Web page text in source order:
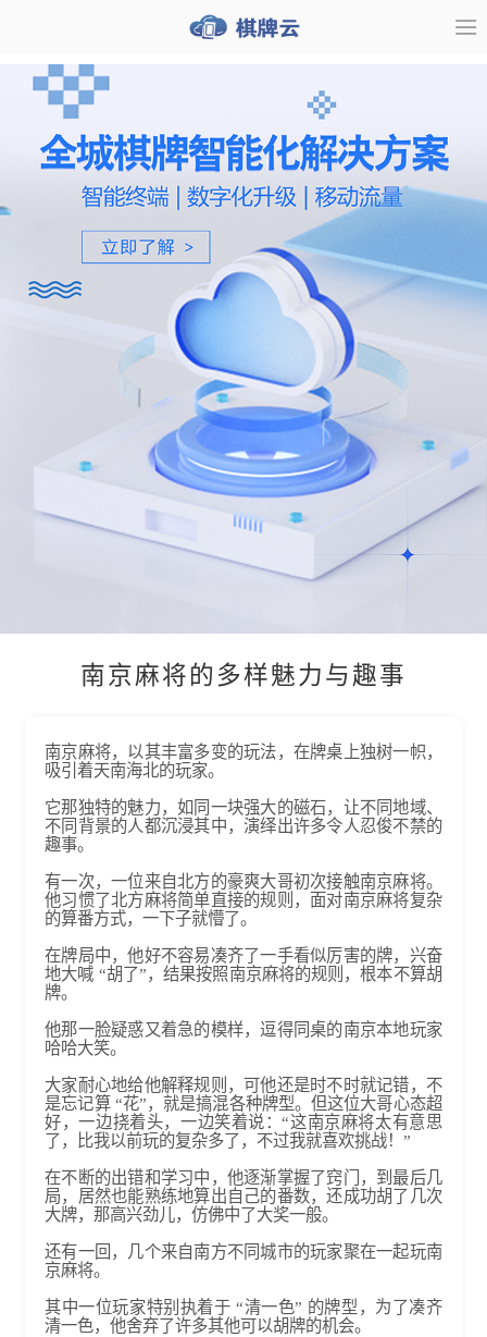
南京麻将的多样魅力与趣事
南京麻将，以其丰富多变的玩法，在牌桌上独树一帜，
吸引着天南海北的玩家。
它那独特的魅力，如同一块强大的磁石，让不同地域、
不同背景的人都沉浸其中，演绎出许多令人忍俊不禁的
趣事。​
有一次，一位来自北方的豪爽大哥初次接触南京麻将。
他习惯了北方麻将简单直接的规则，面对南京麻将复杂
的算番方式，一下子就懵了。
在牌局中，他好不容易凑齐了一手看似厉害的牌，兴奋
地大喊 “胡了”，结果按照南京麻将的规则，根本不算胡
牌。
他那一脸疑惑又着急的模样，逗得同桌的南京本地玩家
哈哈大笑。
大家耐心地给他解释规则，可他还是时不时就记错，不
是忘记算 “花”，就是搞混各种牌型。但这位大哥心态超
好，一边挠着头，一边笑着说：“这南京麻将太有意思
了，比我以前玩的复杂多了，不过我就喜欢挑战！”
在不断的出错和学习中，他逐渐掌握了窍门，到最后几
局，居然也能熟练地算出自己的番数，还成功胡了几次
大牌，那高兴劲儿，仿佛中了大奖一般。​
还有一回，几个来自南方不同城市的玩家聚在一起玩南
京麻将。
其中一位玩家特别执着于 “清一色” 的牌型，为了凑齐
清一色，他舍弃了许多其他可以胡牌的机会。